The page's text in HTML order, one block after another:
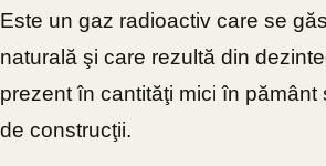
Este un gaz radioactiv care se
naturală şi care rezultă din
prezent în cantităţi mici în pământ
de construcţii.